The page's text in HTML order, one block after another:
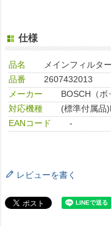
仕様
品名
メインフィルタ
品番
2607432013
メーカー
BOSCH（ボ
対応機種
(標準付属品
EANコード
-
レビューを書く